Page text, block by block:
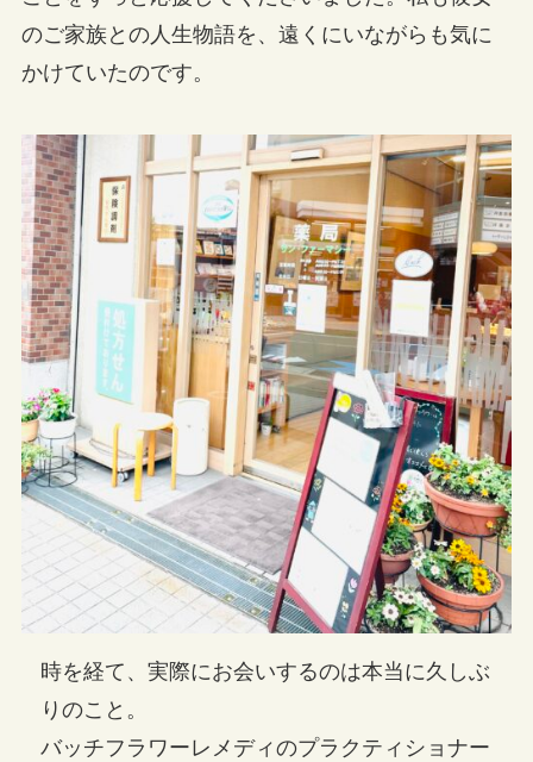
のご家族との人生物語を、遠くにいながらも気に
かけていたのです。
時を経て、実際にお会いするのは本当に久しぶ
りのこと。
バッチフラワーレメディのプラクティショナー